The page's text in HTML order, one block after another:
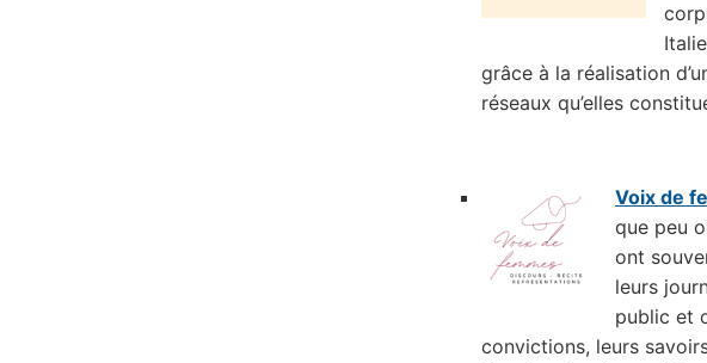
grâce à la réalisation
réseaux qu’elles
Voix de
que peu
ont
leurs
public et
convictions, leurs